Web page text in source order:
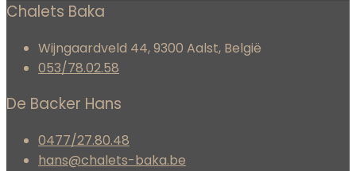
Chalets Baka
Wijngaardveld 44, 9300 Aalst, België
053/78.02.58
De Backer Hans
0477/27.80.48
hans@chalets-baka.be